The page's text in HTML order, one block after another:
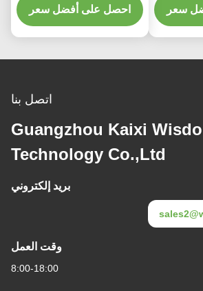
سعر
المقاوم للصدأ
احصل على أفضل سعر
اتصل بنا
Guangzhou Kaixi
Technology Co.,Ltd
بريد إلكتروني
وقت العمل
8:00-18:00